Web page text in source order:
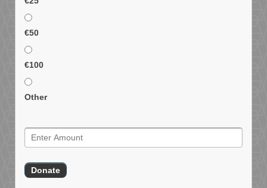
€50
€100
Other